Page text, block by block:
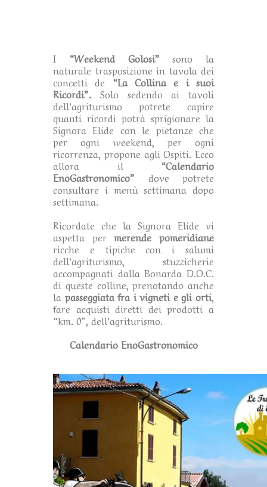
I “Weekend Golosi”sono la
naturale trasposizione in tavola dei
concetti de “La Collina e i suoi
Ricordi”. Solo sedendo ai tavoli
dell’agriturismo potrete capire
quanti ricordi potrà sprigionare la
Signora Elide con le pietanze che
per ogni weekend, per ogni
ricorrenza, propone agli Ospiti. Ecco
allora il “Calendario
EnoGastronomico” dove potrete
consultare i menù settimana dopo
settimana.
Ricordate che la Signora Elide vi
aspetta permerende pomeridiane
ricche e tipiche con i salumi
dell’agriturismo, stuzzicherie
accompagnati dalla Bonarda D.O.C.
di queste colline, prenotando anche
la passeggiata fra i vigneti e gli orti,
fare acquisti diretti dei prodotti a
“km. 0”, dell’agriturismo.
Calendario EnoGastronomico